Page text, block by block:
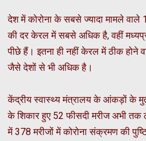
देश में कोरोना के सबसे ज्यादा मामले वाले
की दर केरल में सबसे अधिक है, वहीं
पीछे हैं। इतना ही नहीं केरल में ठीक होने
जैसे देशों से भी अधिक है।
केंद्रीय स्वास्थ्य मंत्रालय के आंकड़ों के
के शिकार हुए 52 फीसदी मरीज अभी
में 378 मरीजों में कोरोना संक्रमण की